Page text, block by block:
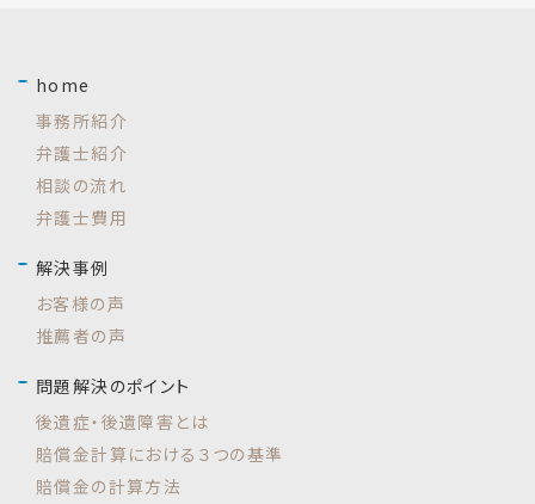
home
事務所紹介
弁護士紹介
相談の流れ
弁護士費用
解決事例
お客様の声
推薦者の声
問題解決のポイント
後遺症・後遺障害とは
賠償金計算における３つの基準
賠償金の計算方法